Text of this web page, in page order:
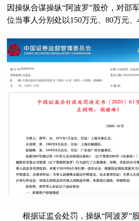
因操纵合谋操纵“阿波罗”股价，对邵
位当事人分别处以150万元、80万元、
根据证监会处罚，操纵“阿波罗”